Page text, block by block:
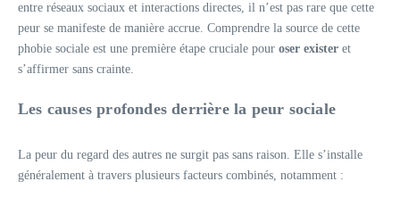
entre réseaux sociaux et interactions directes, il n’est pas rare que cette
peur se manifeste de manière accrue. Comprendre la source de cette
phobie sociale est une première étape cruciale pour oser exister et
s’affirmer sans crainte.
Les causes profondes derrière la peur sociale
La peur du regard des autres ne surgit pas sans raison. Elle s’installe
généralement à travers plusieurs facteurs combinés, notamment :